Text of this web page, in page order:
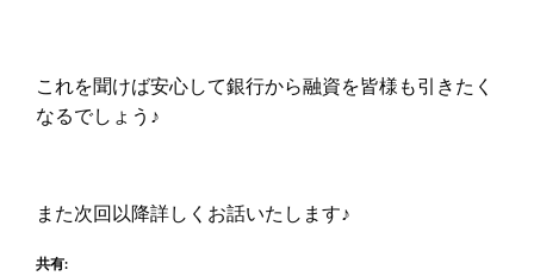
これを聞けば安心して銀行から融資を皆様も引きたく
なるでしょう♪
また次回以降詳しくお話いたします♪
共有: